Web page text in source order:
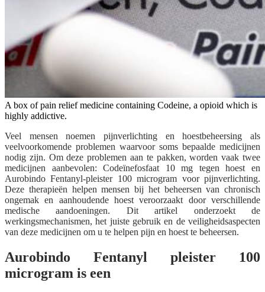
A box of pain relief medicine containing Codeine, a opioid which is
highly addictive.
Veel mensen noemen pijnverlichting en hoestbeheersing als
veelvoorkomende problemen waarvoor soms bepaalde medicijnen
nodig zijn. Om deze problemen aan te pakken, worden vaak twee
medicijnen aanbevolen: Codeïnefosfaat 10 mg tegen hoest en
Aurobindo Fentanyl-pleister 100 microgram voor pijnverlichting.
Deze therapieën helpen mensen bij het beheersen van chronisch
ongemak en aanhoudende hoest veroorzaakt door verschillende
medische aandoeningen. Dit artikel onderzoekt de
werkingsmechanismen, het juiste gebruik en de veiligheidsaspecten
van deze medicijnen om u te helpen pijn en hoest te beheersen.
Aurobindo Fentanyl pleister 100
microgram is een